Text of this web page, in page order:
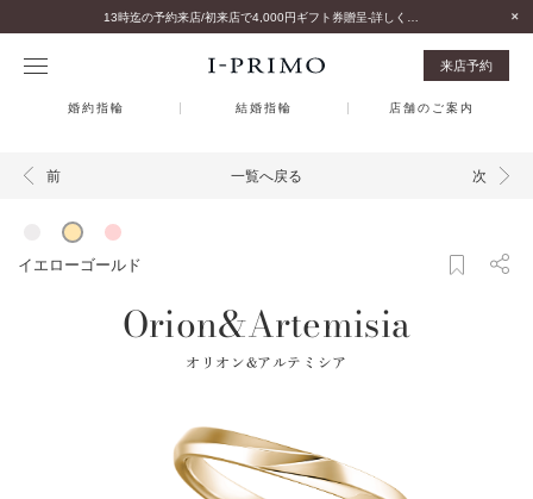
来店予約
婚約指輪 結婚指輪 店舗のご案内
前 一覧へ戻る 次
イエローゴールド
Orion&Artemisia
オリオン&アルテミシア